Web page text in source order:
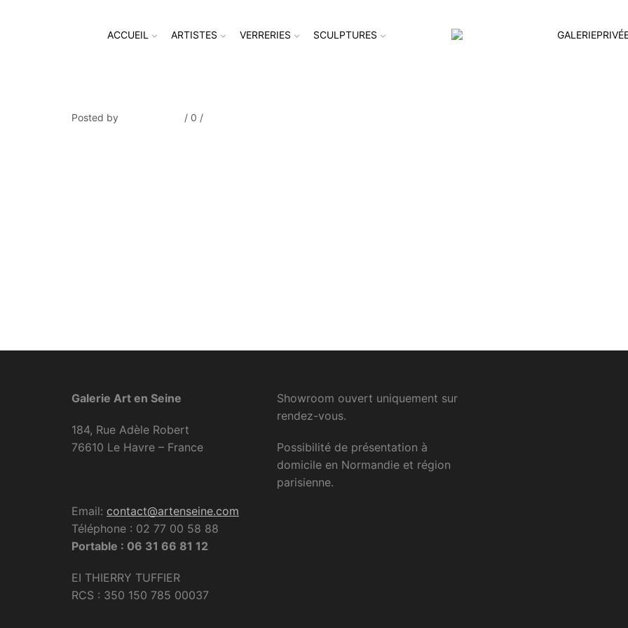
ACCUEIL ARTISTES VERRERIES SCULPTURES
Posted by / 0 /
Galerie Art en Seine
184, Rue Adèle Robert
76610 Le Havre – France
Email: contact@artenseine.com
Téléphone : 02 77 00 58 88
Portable : 06 31 66 81 12
EI THIERRY TUFFIER
RCS : 350 150 785 00037
Showroom ouvert uniquement sur
rendez-vous.
Possibilité de présentation à
domicile en Normandie et région
parisienne.